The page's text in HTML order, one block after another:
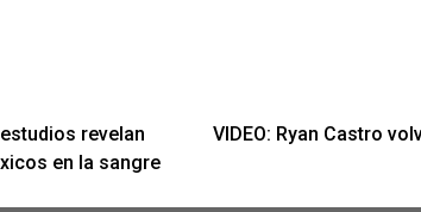
revelan
en la sangre
VIDEO: Ryan Castro